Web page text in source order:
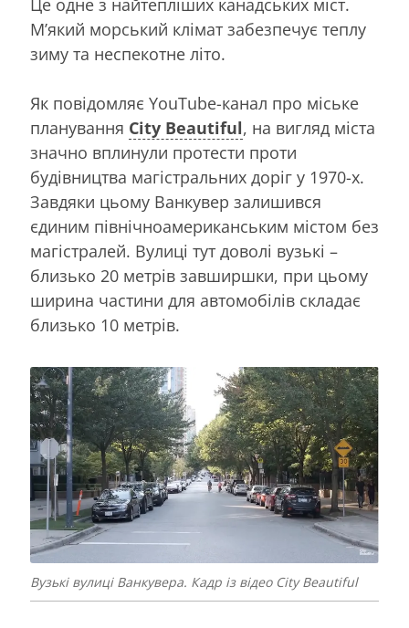
Це одне з найтепліших канадських міст.
М’який морський клімат забезпечує теплу
зиму та неспекотне літо.
Як повідомляє YouTube-канал про міське
планування City Beautiful, на вигляд міста
значно вплинули протести проти
будівництва магістральних доріг у 1970-х.
Завдяки цьому Ванкувер залишився
єдиним північноамериканським містом без
магістралей. Вулиці тут доволі вузькі –
близько 20 метрів завширшки, при цьому
ширина частини для автомобілів складає
близько 10 метрів.
Вузькі вулиці Ванкувера. Кадр із відео City Beautiful